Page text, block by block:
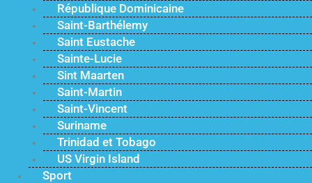
République Dominicaine
Saint-Barthélemy
Saint Eustache
Sainte-Lucie
Sint Maarten
Saint-Martin
Saint-Vincent
Suriname
Trinidad et Tobago
US Virgin Island
Sport